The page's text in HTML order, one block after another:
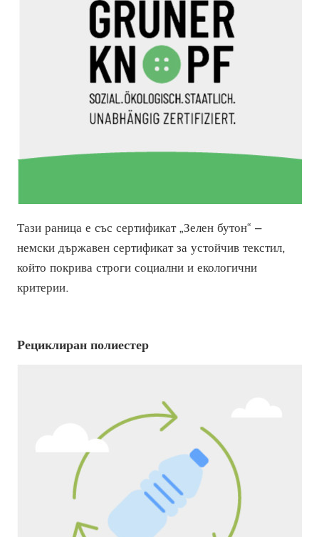
Тази раница е със сертификат „Зелен бутон“ –
немски държавен сертификат за устойчив текстил,
който покрива строги социални и екологични
критерии.
Рециклиран полиестер